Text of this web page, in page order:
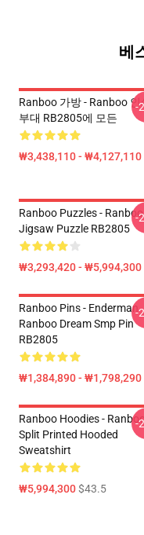
베
Ranboo 가방 - Ranboo 인
부대 RB2805에 모든
₩3,438,110 - ₩4,127,110
-
Ranboo Puzzles - Ranboo
Jigsaw Puzzle RB2805
₩3,293,420 - ₩5,994,300
-
Ranboo Pins - Enderman
Ranboo Dream Smp Pin
RB2805
₩1,384,890 - ₩1,798,290
-
Ranboo Hoodies - Ranboo
Split Printed Hooded
Sweatshirt
₩5,994,300$43.5
-